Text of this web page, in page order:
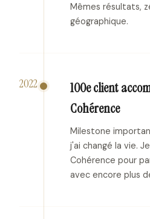
Mêmes résultats,
géographique.
2022
100e client
Cohérence
Milestone
j'ai changé la vie.
Cohérence pour
avec encore plus